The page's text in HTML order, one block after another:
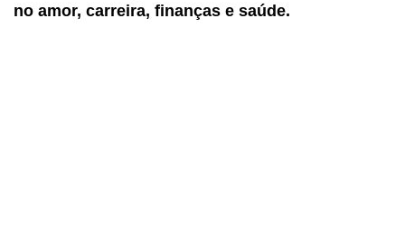
no amor, carreira, finanças e saúde.